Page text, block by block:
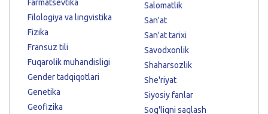
Farmatsevtika
Filologiya va lingvistika
Fizika
Fransuz tili
Fuqarolik muhandisligi
Gender tadqiqotlari
Genetika
Geofizika
Salomatlik
San'at
San'at tarixi
Savodxonlik
Shaharsozlik
She'riyat
Siyosiy fanlar
Sog'liqni saqlash